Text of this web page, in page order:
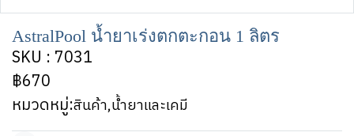
AstralPool น้ำยาเร่งตกตะกอน 1 ลิตร
SKU : 7031
฿670
หมวดหมู่:สินค้า,น้ำยาและเคมี